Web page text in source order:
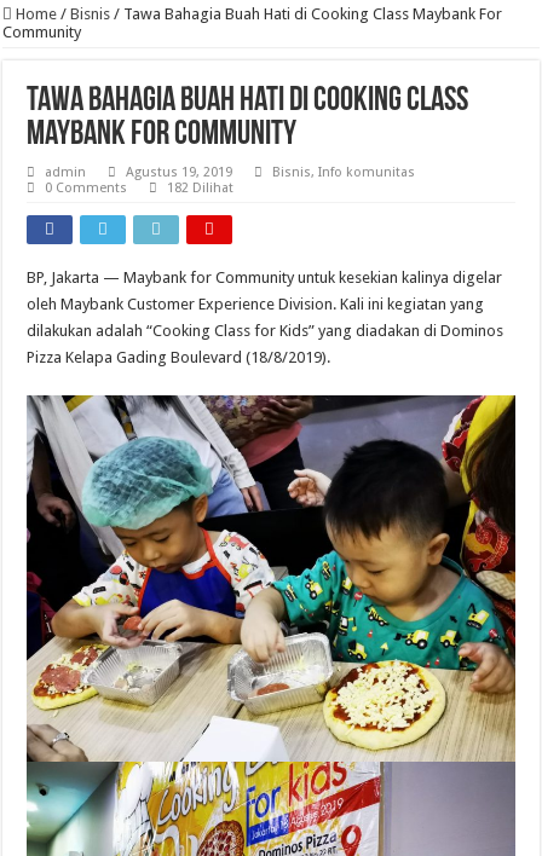
Home / Bisnis / Tawa Bahagia Buah Hati di Cooking Class Maybank For
Community
Tawa Bahagia Buah Hati di Cooking Class
Maybank For Community
admin Agustus 19, 2019 Bisnis,Info komunitas
0 Comments
182 Dilihat
BP, Jakarta — Maybank for Community untuk kesekian kalinya digelar
oleh Maybank Customer Experience Division. Kali ini kegiatan yang
dilakukan adalah “Cooking Class for Kids” yang diadakan di Dominos
Pizza Kelapa Gading Boulevard (18/8/2019).